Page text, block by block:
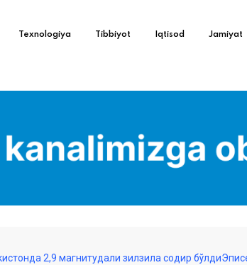
Texnologiya Tibbiyot Iqtisod Jamiyat
2,9 магнитудали зилзила содир